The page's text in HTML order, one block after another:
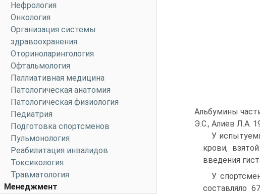
Нефрология
Онкология
Организация системы
здравоохранения
Оториноларингология
Офтальмология
Паллиативная медицина
Патологическая анатомия
Патологическая физиология
Педиатрия
Подготовка спортсменов
Пульмонология
Реабилитация инвалидов
Токсикология
Травматология
Менеджмент
Альбумины
Э.С., Алиев Л.А.
У
крови,
введения
У
составляло